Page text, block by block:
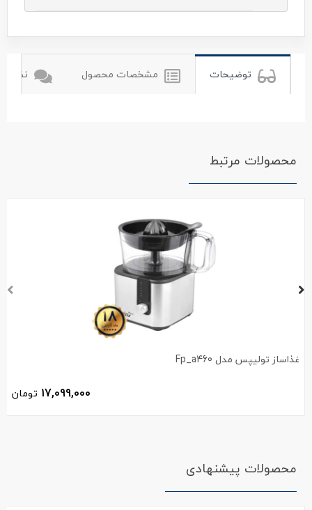
توضیحات مشخصات محصول نظرات
محصولات مرتبط
غذاساز تولیپس مدل Fp_a460
17,099,000 تومان
محصولات پیشنهادی